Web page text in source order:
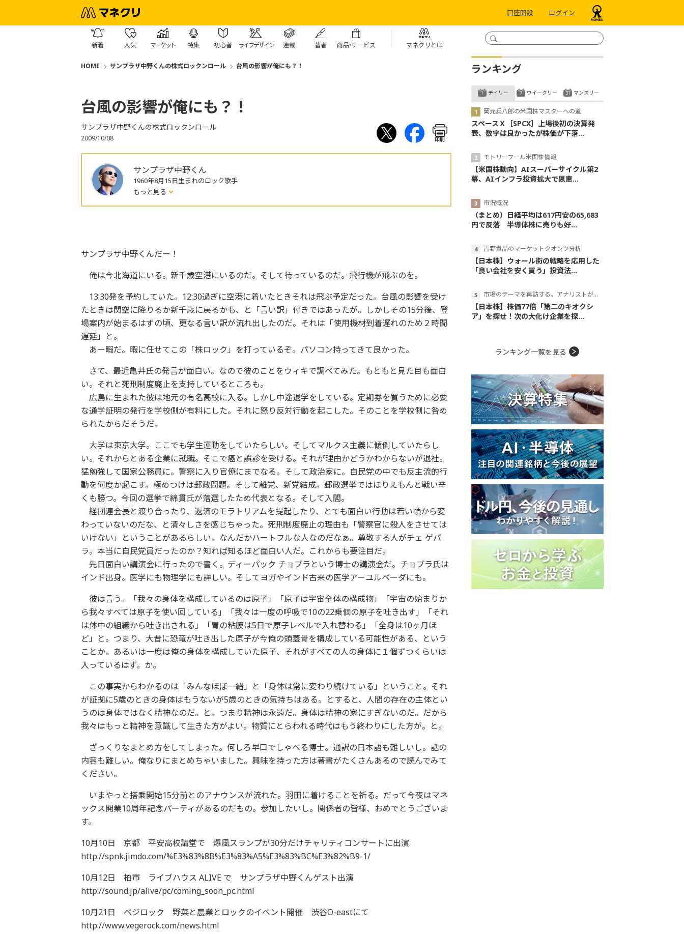
口座開設 ログイン
新着 人気 マーケット 特集 初心者 ライフデザイン 連載 著者 商品・サービス マネクリとは
HOME サンプラザ中野くんの株式ロックンロール 台風の影響が俺にも？！
台風の影響が俺にも？！
サンプラザ中野くんの株式ロックンロール
2009/10/08 印刷
サンプラザ中野くん
1960年8月15日生まれのロック歌手
もっと見る
サンプラザ中野くんだー！
俺は今北海道にいる。新千歳空港にいるのだ。そして待っているのだ。飛行機が飛ぶのを。
13:30発を予約していた。12:30過ぎに空港に着いたときそれは飛ぶ予定だった。台風の影響を受け
たときは関空に降りるか新千歳に戻るかも、と「言い訳」付きではあったが。しかしその15分後、登
場案内が始まるはずの頃、更なる言い訳が流れ出したのだ。それは「使用機材到着遅れのため２時間
遅延」と。
あー暇だ。暇に任せてこの「株ロック」を打っているぞ。パソコン持ってきて良かった。
さて、最近亀井氏の発言が面白い。なので彼のことをウィキで調べてみた。もともと見た目も面白
い。それと死刑制度廃止を支持しているところも。
広島に生まれた彼は地元の有名高校に入る。しかし中途退学をしている。定期券を買うために必要
な通学証明の発行を学校側が有料にした。それに怒り反対行動を起こした。そのことを学校側に咎め
られたからだそうだ。
大学は東京大学。ここでも学生運動をしていたらしい。そしてマルクス主義に傾倒していたらし
い。それからとある企業に就職。そこで癌と誤診を受ける。それが理由かどうかわからないが退社。
猛勉強して国家公務員に。警察に入り官僚にまでなる。そして政治家に。自民党の中でも反主流的行
動を何度か起こす。極めつけは郵政問題。そして離党、新党結成。郵政選挙ではほりえもんと戦い辛
くも勝つ。今回の選挙で綿貫氏が落選したため代表となる。そして入閣。
経団連会長と渡り合ったり、返済のモラトリアムを提起したり、とても面白い行動は若い頃から変
わっていないのだな、と清々しさを感じちゃった。死刑制度廃止の理由も「警察官に殺人をさせては
いけない」ということがあるらしい。なんだかハートフルな人なのだなぁ。尊敬する人がチェ ゲバ
ラ。本当に自民党員だったのか？知れば知るほど面白い人だ。これからも要注目だ。
先日面白い講演会に行ったので書く。ディーパック チョプラという博士の講演会だ。チョプラ氏は
インド出身。医学にも物理学にも詳しい。そしてヨガやインド古来の医学アーユルベーダにも。
彼は言う。「我々の身体を構成しているのは原子」「原子は宇宙全体の構成物」「宇宙の始まりか
ら我々すべては原子を使い回している」「我々は一度の呼吸で10の22乗個の原子を吐き出す」「それ
は体中の組織から吐き出される」「胃の粘膜は5日で原子レベルで入れ替わる」「全身は10ヶ月ほ
ど」と。つまり、大昔に恐竜が吐き出した原子が今俺の頭蓋骨を構成している可能性がある、という
ことか。あるいは一度は俺の身体を構成していた原子、それがすべての人の身体に１個ずつくらいは
入っているはず。か。
この事実からわかるのは「みんなほぼ一緒」と「身体は常に変わり続けている」ということ。それ
が証拠に5歳のときの身体はもうないが5歳のときの気持ちはある。とすると、人間の存在の主体とい
うのは身体ではなく精神なのだ。と。つまり精神は永遠だ。身体は精神の家にすぎないのだ。だから
我々はもっと精神を意識して生きた方がよい。物質にとらわれる時代はもう終わりにした方が。と。
ざっくりなまとめ方をしてしまった。何しろ早口でしゃべる博士。通訳の日本語も難しいし。話の
内容も難しい。俺なりにまとめちゃいました。興味を持った方は著書がたくさんあるので読んでみて
ください。
いまやっと搭乗開始15分前とのアナウンスが流れた。羽田に着けることを祈る。だって今夜はマネ
ックス開業10周年記念パーティがあるのだもの。参加したいし。関係者の皆様、おめでとうございま
す。
10月10日 京都 平安高校講堂で 爆風スランプが30分だけチャリティコンサートに出演
http://spnk.jimdo.com/%E3%83%8B%E3%83%A5%E3%83%BC%E3%82%B9-1/
10月12日 柏市 ライブハウス ALIVE で サンプラザ中野くんゲスト出演
http://sound.jp/alive/pc/coming_soon_pc.html
10月21日 ベジロック 野菜と農業とロックのイベント開催 渋谷O-eastにて
http://www.vegerock.com/news.html
ランキング
デイリー
岡元兵八郎の米国株マスターへの道
スペースＸ［SPCX］上場後初の決算発
表、数字は良かったが株価が下落...
モトリーフール米国株情報
【米国株動向】AIスーパーサイクル第2
幕、AIインフラ投資拡大で恩恵...
市況概況
（まとめ）日経平均は617円安の65,683
円で反落 半導体株に売りも好...
吉野貴晶のマーケットクオンツ分析
【日本株】ウォール街の戦略を応用した
「良い会社を安く買う」投資法...
市場のテーマを再訪する。アナリストが読み解くテーマの本質
【日本株】株価77倍「第二のキオクシ
ア」を探せ！次の大化け企業を探...
ウイークリー マンスリー
ランキング一覧を見る